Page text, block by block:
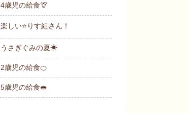
4歳児の給食🦒
楽しい⭐りす組さん！
うさぎぐみの夏☀
2歳児の給食🍊
5歳児の給食🥪